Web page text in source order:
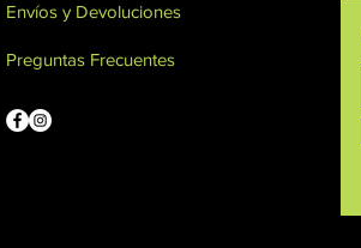
Envíos y Devoluciones
Preguntas Frecuentes